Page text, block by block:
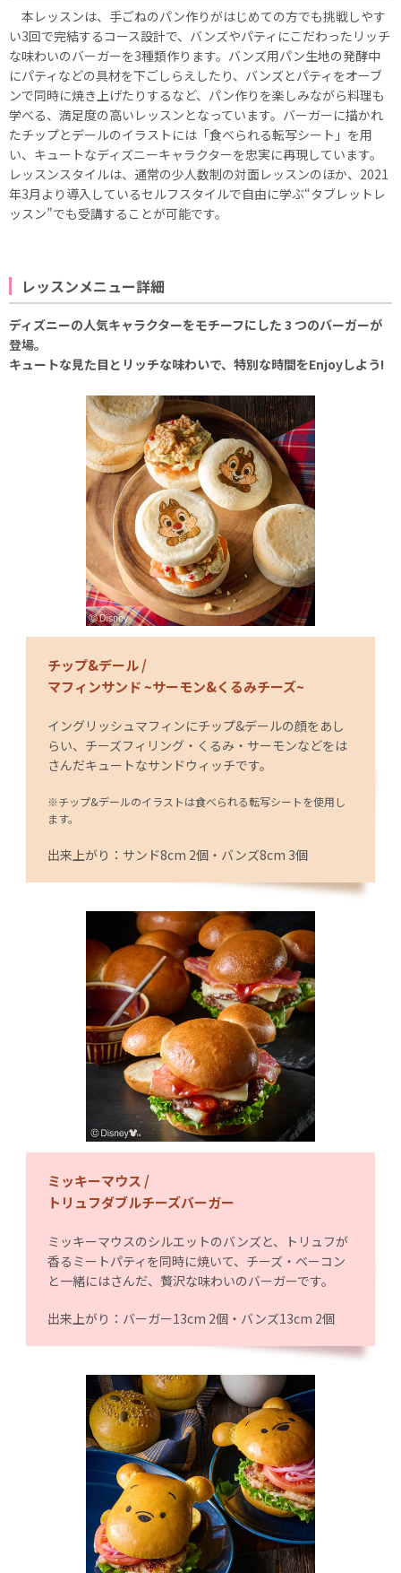
本レッスンは、手ごねのパン作りがはじめての方でも挑戦しやす
い3回で完結するコース設計で、バンズやパティにこだわったリッチ
な味わいのバーガーを3種類作ります。バンズ用パン生地の発酵中
にパティなどの具材を下ごしらえしたり、バンズとパティをオーブ
ンで同時に焼き上げたりするなど、パン作りを楽しみながら料理も
学べる、満足度の高いレッスンとなっています。バーガーに描かれ
たチップとデールのイラストには「食べられる転写シート」を用
い、キュートなディズニーキャラクターを忠実に再現しています。
レッスンスタイルは、通常の少人数制の対面レッスンのほか、2021
年3月より導入しているセルフスタイルで自由に学ぶ“タブレットレ
ッスン”でも受講することが可能です。
レッスンメニュー詳細
ディズニーの人気キャラクターをモチーフにした 3 つのバーガーが
登場。
キュートな見た目とリッチな味わいで、特別な時間をEnjoyしよう!
チップ&デール /
マフィンサンド ~サーモン&くるみチーズ~
イングリッシュマフィンにチップ&デールの顔をあし
らい、チーズフィリング・くるみ・サーモンなどをは
さんだキュートなサンドウィッチです。
※チップ&デールのイラストは食べられる転写シートを使用し
ます。
出来上がり：サンド8cm 2個・バンズ8cm 3個
ミッキーマウス /
トリュフダブルチーズバーガー
ミッキーマウスのシルエットのバンズと、トリュフが
香るミートパティを同時に焼いて、チーズ・ベーコン
と一緒にはさんだ、贅沢な味わいのバーガーです。
出来上がり：バーガー13cm 2個・バンズ13cm 2個